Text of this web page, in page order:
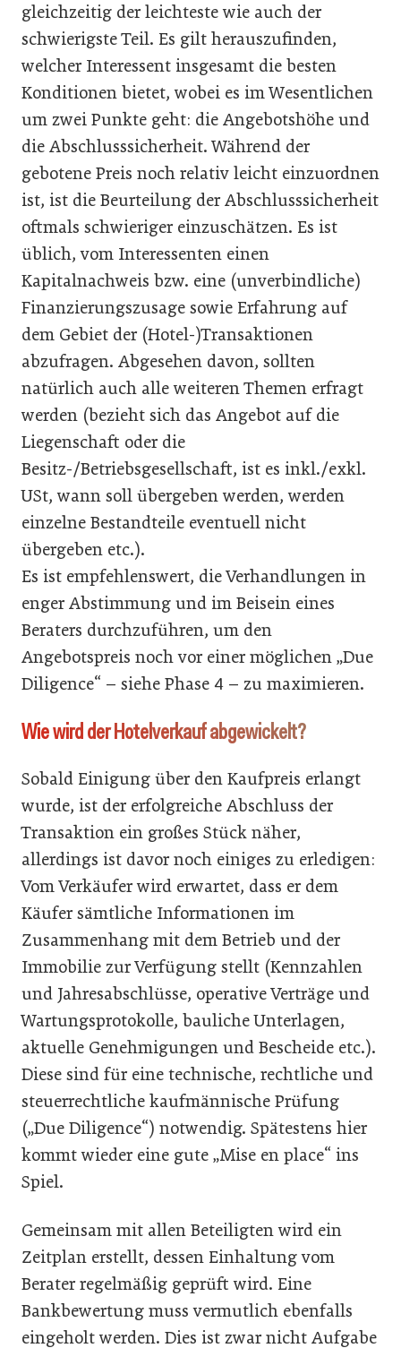
gleichzeitig der leichteste wie auch der
schwierigste Teil. Es gilt herauszufinden,
welcher Interessent insgesamt die besten
Konditionen bietet, wobei es im Wesentlichen
um zwei Punkte geht: die Angebotshöhe und
die Abschlusssicherheit. Während der
gebotene Preis noch relativ leicht einzuordnen
ist, ist die Beurteilung der Abschlusssicherheit
oftmals schwieriger einzuschätzen. Es ist
üblich, vom Interessenten einen
Kapitalnachweis bzw. eine (unverbindliche)
Finanzierungszusage sowie Erfahrung auf
dem Gebiet der (Hotel-)Transaktionen
abzufragen. Abgesehen davon, sollten
natürlich auch alle weiteren Themen erfragt
werden (bezieht sich das Angebot auf die
Liegenschaft oder die
Besitz-/Betriebsgesellschaft, ist es inkl./exkl.
USt, wann soll übergeben werden, werden
einzelne Bestandteile eventuell nicht
übergeben etc.).
Es ist empfehlenswert, die Verhandlungen in
enger Abstimmung und im Beisein eines
Beraters durchzuführen, um den
Angebotspreis noch vor einer möglichen „Due
Diligence“ – siehe Phase 4 – zu maximieren.
Wie wird der Hotelverkauf abgewickelt?
Sobald Einigung über den Kaufpreis erlangt
wurde, ist der erfolgreiche Abschluss der
Transaktion ein großes Stück näher,
allerdings ist davor noch einiges zu erledigen:
Vom Verkäufer wird erwartet, dass er dem
Käufer sämtliche Informationen im
Zusammenhang mit dem Betrieb und der
Immobilie zur Verfügung stellt (Kennzahlen
und Jahresabschlüsse, operative Verträge und
Wartungsprotokolle, bauliche Unterlagen,
aktuelle Genehmigungen und Bescheide etc.).
Diese sind für eine technische, rechtliche und
steuerrechtliche kaufmännische Prüfung
(„Due Diligence“) notwendig. Spätestens hier
kommt wieder eine gute „Mise en place“ ins
Spiel.
Gemeinsam mit allen Beteiligten wird ein
Zeitplan erstellt, dessen Einhaltung vom
Berater regelmäßig geprüft wird. Eine
Bankbewertung muss vermutlich ebenfalls
eingeholt werden. Dies ist zwar nicht Aufgabe